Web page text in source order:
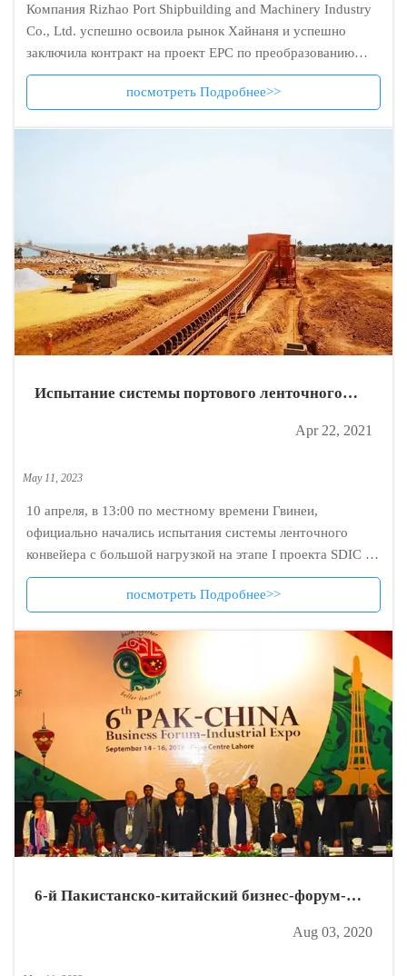
Компания Rizhao Port Shipbuilding and Machinery Industry
Co., Ltd. успешно освоила рынок Хайнаня и успешно
заключила контракт на проект EPC по преобразованию
бумажно-ленточного конвейера Hainan Jinhai Pulp.
посмотреть Подробнее>>
Испытание системы портового ленточного
Apr 22, 2021
May 11, 2023
10 апреля, в 13:00 по местному времени Гвинеи,
официально начались испытания системы ленточного
конвейера с большой нагрузкой на этапе I проекта SDIC по
разработке алюминия в Гвинее. Линии ленточных
конвейеров CV03, cv02 и cv01 были последовательно
посмотреть Подробнее>>
6-й Пакистанско-китайский бизнес-форум-
Aug 03, 2020